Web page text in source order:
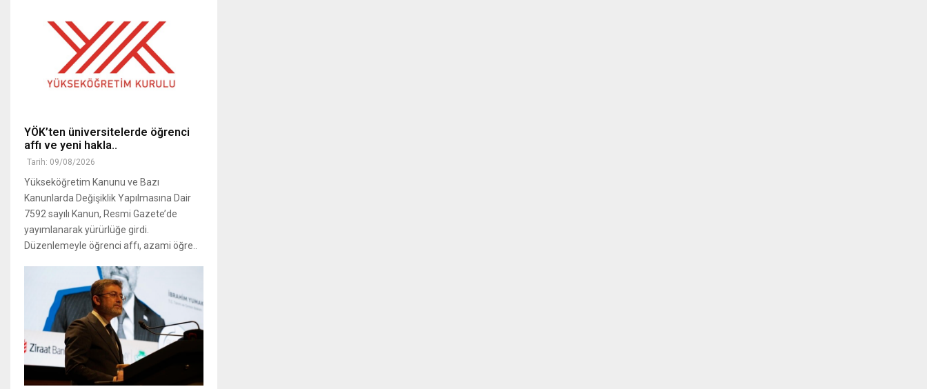
YÖK’ten üniversitelerde öğrenci
affı ve yeni hakla..
Tarih: 09/08/2026
Yükseköğretim Kanunu ve Bazı
Kanunlarda Değişiklik Yapılmasına Dair
7592 sayılı Kanun, Resmi Gazete’de
yayımlanarak yürürlüğe girdi.
Düzenlemeyle öğrenci affı, azami öğre..